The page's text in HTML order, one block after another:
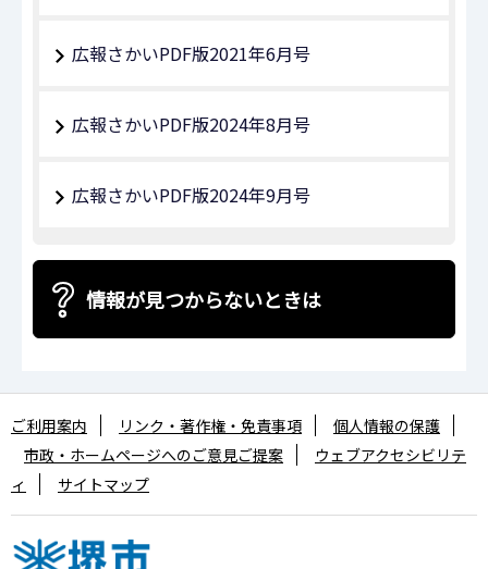
広報さかいPDF版2021年6月号
広報さかいPDF版2024年8月号
広報さかいPDF版2024年9月号
情報が見つからないときは
ご利用案内 リンク・著作権・免責事項
個人情報の保護
市政・ホームページへのご意見ご提案
ウェブアクセシビリテ
ィ
サイトマップ